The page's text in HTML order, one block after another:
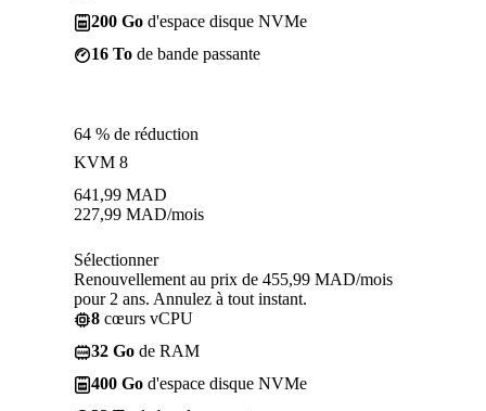
200 Go d'espace disque NVMe
16 To de bande passante
64 % de réduction
KVM 8
641,99 MAD
227,99 MAD/mois
Sélectionner
Renouvellement au prix de 455,99 MAD/mois
pour 2 ans. Annulez à tout instant.
8 cœurs vCPU
32 Go de RAM
400 Go d'espace disque NVMe